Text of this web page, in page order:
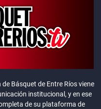
Básquet de Entre Ríos viene
institucional, y en ese
de su plataforma de